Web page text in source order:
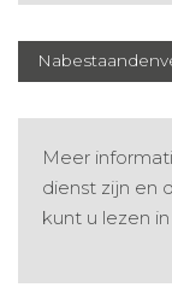
Meer
dienst zijn en
kunt u lezen